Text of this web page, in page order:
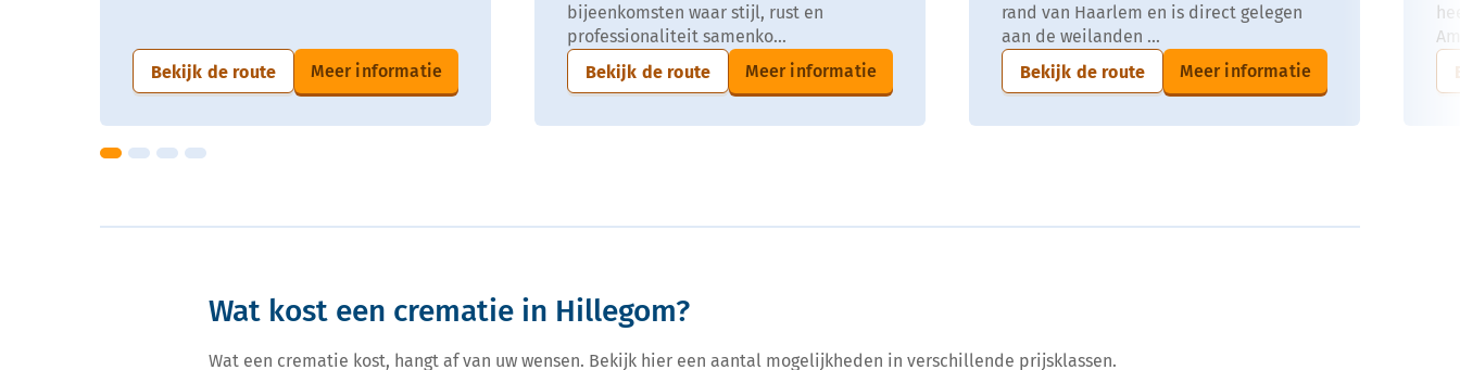
Bekijk de route Meer informatie
bijeenkomsten waar stijl, rust en
professionaliteit samenko...
Bekijk de route
Meer informatie
rand van Haarlem en is direct gelegen
aan de weilanden ...
Bekijk de route
Meer informatie
Wat kost een crematie in Hillegom?
Wat een crematie kost, hangt af van uw wensen. Bekijk hier een aantal mogelijkheden in verschillende prijsklassen.